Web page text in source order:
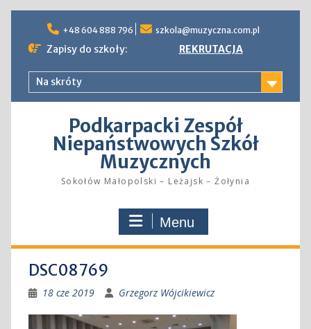
content
+48 604 888 796 szkola@muzyczna.com.pl
Zapisy do szkoły: REKRUTACJA
Na skróty
Podkarpacki Zespół
Niepaństwowych Szkół
Muzycznych
Sokołów Małopolski – Leżajsk – Żołynia
Menu
DSC08769
18 cze 2019 Grzegorz Wójcikiewicz